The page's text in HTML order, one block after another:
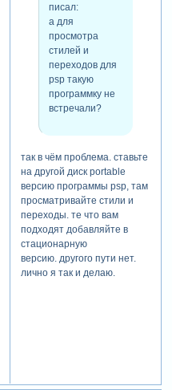
писал:
а для
просмотра
стилей и
переходов для
psp такую
программку не
встречали?
так в чём проблема. ставьте
на другой диск portable
версию программы psp, там
просматривайте стили и
переходы. те что вам
подходят добавляйте в
стационарную
версию. другого пути нет.
лично я так и делаю.